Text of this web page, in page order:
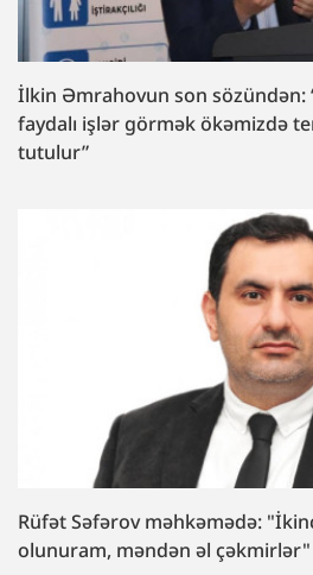
İlkin Əmrahovun son sözündən:
faydalı işlər görmək ökəmizdə
tutulur”
Rüfət Səfərov məhkəmədə:
olunuram, məndən əl çəkmirlər"